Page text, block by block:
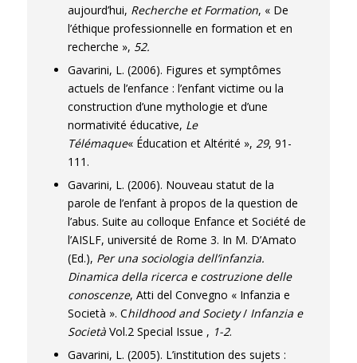
aujourd’hui, Recherche et Formation, « De
l’éthique professionnelle en formation et en
recherche », 52.
Gavarini, L. (2006). Figures et symptômes
actuels de l’enfance : l’enfant victime ou la
construction d’une mythologie et d’une
normativité éducative, Le
Télémaque« Éducation et Altérité », 29, 91-
111.
Gavarini, L. (2006). Nouveau statut de la
parole de l’enfant à propos de la question de
l’abus. Suite au colloque Enfance et Société de
l’AISLF, université de Rome 3. In M. D’Amato
(Ed.), Per una sociologia dell’infanzia.
Dinamica della ricerca e costruzione delle
conoscenze, Atti del Convegno « Infanzia e
Società ». Childhood and Society/ Infanzia e
SocietàVol.2 Special Issue , 1-2.
Gavarini, L. (2005). L’institution des sujets :